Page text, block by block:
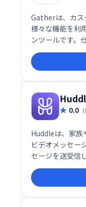
Gatherは、カス
様々な機能を利
ンツールです。
ゆるシーンで
す。集まること
新たなコミュ
0.0
Huddleは、家族
ビデオメッセー
セージを送受信
に共有できます
な関係を築きま